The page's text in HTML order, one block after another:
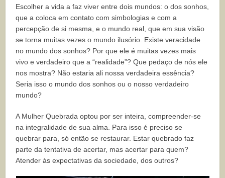
Escolher a vida a faz viver entre dois mundos: o dos sonhos,
que a coloca em contato com simbologias e com a
percepção de si mesma, e o mundo real, que em sua visão
se torna muitas vezes o mundo ilusório. Existe veracidade
no mundo dos sonhos? Por que ele é muitas vezes mais
vivo e verdadeiro que a “realidade”? Que pedaço de nós ele
nos mostra? Não estaria ali nossa verdadeira essência?
Seria isso o mundo dos sonhos ou o nosso verdadeiro
mundo?
A Mulher Quebrada optou por ser inteira, compreender-se
na integralidade de sua alma. Para isso é preciso se
quebrar para, só então se restaurar. Estar quebrado faz
parte da tentativa de acertar, mas acertar para quem?
Atender às expectativas da sociedade, dos outros?